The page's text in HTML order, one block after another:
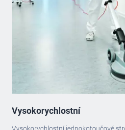
Vysokorychlostní
Vysokorychlostní jednokotoučové